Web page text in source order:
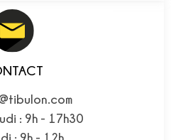
: 9h - 17h30